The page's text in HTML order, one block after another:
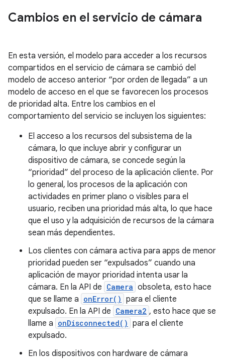
Cambios en el servicio de cámara
En esta versión, el modelo para acceder a los recursos
compartidos en el servicio de cámara se cambió del
modelo de acceso anterior “por orden de llegada” a un
modelo de acceso en el que se favorecen los procesos
de prioridad alta. Entre los cambios en el
comportamiento del servicio se incluyen los siguientes:
El acceso a los recursos del subsistema de la
cámara, lo que incluye abrir y configurar un
dispositivo de cámara, se concede según la
“prioridad” del proceso de la aplicación cliente. Por
lo general, los procesos de la aplicación con
actividades en primer plano o visibles para el
usuario, reciben una prioridad más alta, lo que hace
que el uso y la adquisición de recursos de la cámara
sean más dependientes.
Los clientes con cámara activa para apps de menor
prioridad pueden ser “expulsados” cuando una
aplicación de mayor prioridad intenta usar la
cámara. En la API de Camera obsoleta, esto hace
que se llame a onError() para el cliente
expulsado. En la API de Camera2 , esto hace que se
llame a onDisconnected() para el cliente
expulsado.
En los dispositivos con hardware de cámara